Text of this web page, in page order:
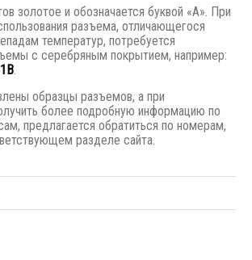
золотое и обозначается буквой «А». При
разъема, отличающегося
температур, потребуется
с серебряным покрытием, например:
образцы разъемов, а при
более подробную информацию по
предлагается обратиться по номерам,
разделе сайта.